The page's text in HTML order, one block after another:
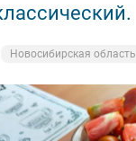
Новосибирская область
Новосибирская область